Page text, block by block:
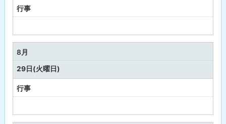
行事
定
な
し
8月
29日(火曜日)
行事
定